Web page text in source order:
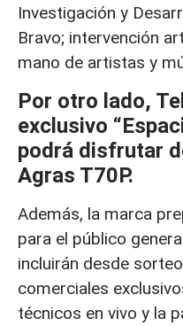
Investigación y
Bravo; intervención
mano de artistas y
Por otro lado,
exclusivo
podrá disfrutar
Agras T70P.
Además, la marca
para el público
incluirán desde
comerciales
técnicos en vivo y la